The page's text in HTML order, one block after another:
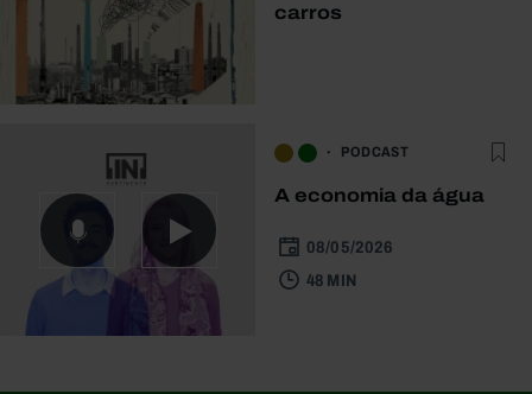
carros
PODCAST
A economia da água
08/05/2026
48 MIN